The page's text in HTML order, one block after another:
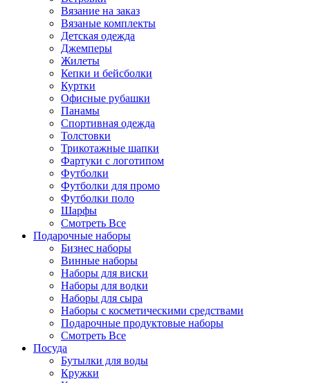
Вязание на заказ
Вязаные комплекты
Детская одежда
Джемперы
Жилеты
Кепки и бейсболки
Куртки
Офисные рубашки
Панамы
Спортивная одежда
Толстовки
Трикотажные шапки
Фартуки с логотипом
Футболки
Футболки для промо
Футболки поло
Шарфы
Смотреть Все
Подарочные наборы
Бизнес наборы
Винные наборы
Наборы для виски
Наборы для водки
Наборы для сыра
Наборы с косметическими средствами
Подарочные продуктовые наборы
Смотреть Все
Посуда
Бутылки для воды
Кружки